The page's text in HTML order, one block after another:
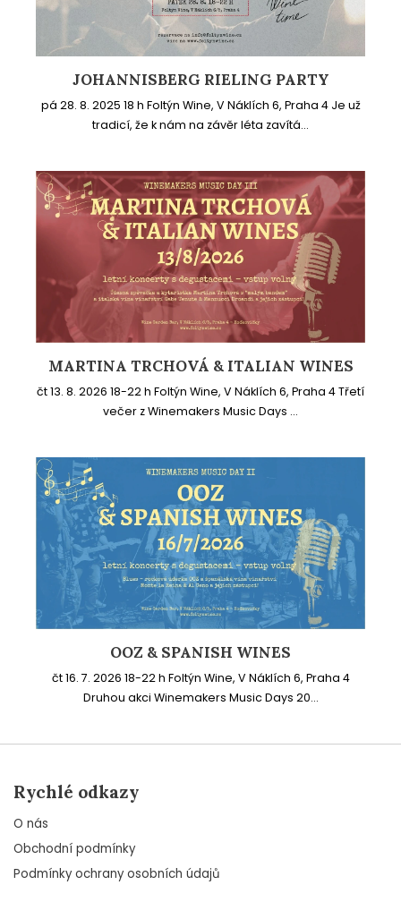
JOHANNISBERG RIELING PARTY
pá 28. 8. 2025 18 h Foltýn Wine, V Náklích 6, Praha 4 Je už
tradicí, že k nám na závěr léta zavítá...
MARTINA TRCHOVÁ & ITALIAN WINES
čt 13. 8. 2026 18-22 h Foltýn Wine, V Náklích 6, Praha 4 Třetí
večer z Winemakers Music Days ...
OOZ & SPANISH WINES
čt 16. 7. 2026 18-22 h Foltýn Wine, V Náklích 6, Praha 4
Druhou akci Winemakers Music Days 20...
Rychlé odkazy
O nás
Obchodní podmínky
Podmínky ochrany osobních údajů